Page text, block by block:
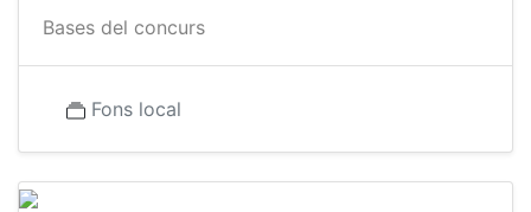
Bases del concurs
Fons local